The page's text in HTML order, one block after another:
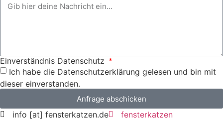
Einverständnis Datenschutz
Ich habe die Datenschutzerklärung gelesen und bin mit
dieser einverstanden.
Anfrage abschicken
info [at] fensterkatzen.de
fensterkatzen